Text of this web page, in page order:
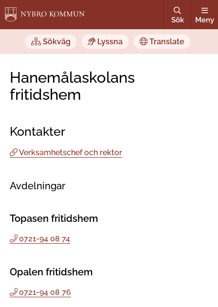
Sök Meny
Sökväg Lyssna Translate
Hanemålaskolans
fritidshem
Kontakter
Verksamhetschef och rektor
Avdelningar
Topasen fritidshem
0721-94 08 74
Opalen fritidshem
0721-94 08 76